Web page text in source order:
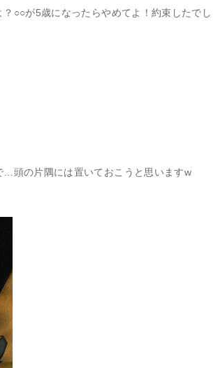
○○が5歳になったらやめてよ！約束したでし
頭の片隅には置いておこうと思いますw